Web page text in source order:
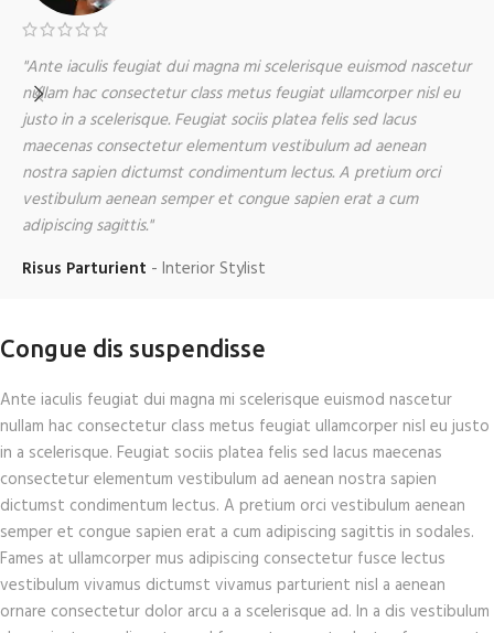
"Ante iaculis feugiat dui magna mi scelerisque euismod nascetur
nullam hac consectetur class metus feugiat ullamcorper nisl eu
justo in a scelerisque. Feugiat sociis platea felis sed lacus
maecenas consectetur elementum vestibulum ad aenean
nostra sapien dictumst condimentum lectus. A pretium orci
vestibulum aenean semper et congue sapien erat a cum
adipiscing sagittis."
Risus Parturient
Interior Stylist
Congue dis suspendisse
Ante iaculis feugiat dui magna mi scelerisque euismod nascetur
nullam hac consectetur class metus feugiat ullamcorper nisl eu justo
in a scelerisque. Feugiat sociis platea felis sed lacus maecenas
consectetur elementum vestibulum ad aenean nostra sapien
dictumst condimentum lectus. A pretium orci vestibulum aenean
semper et congue sapien erat a cum adipiscing sagittis in sodales.
Fames at ullamcorper mus adipiscing consectetur fusce lectus
vestibulum vivamus dictumst vivamus parturient nisl a aenean
ornare consectetur dolor arcu a a scelerisque ad. In a dis vestibulum